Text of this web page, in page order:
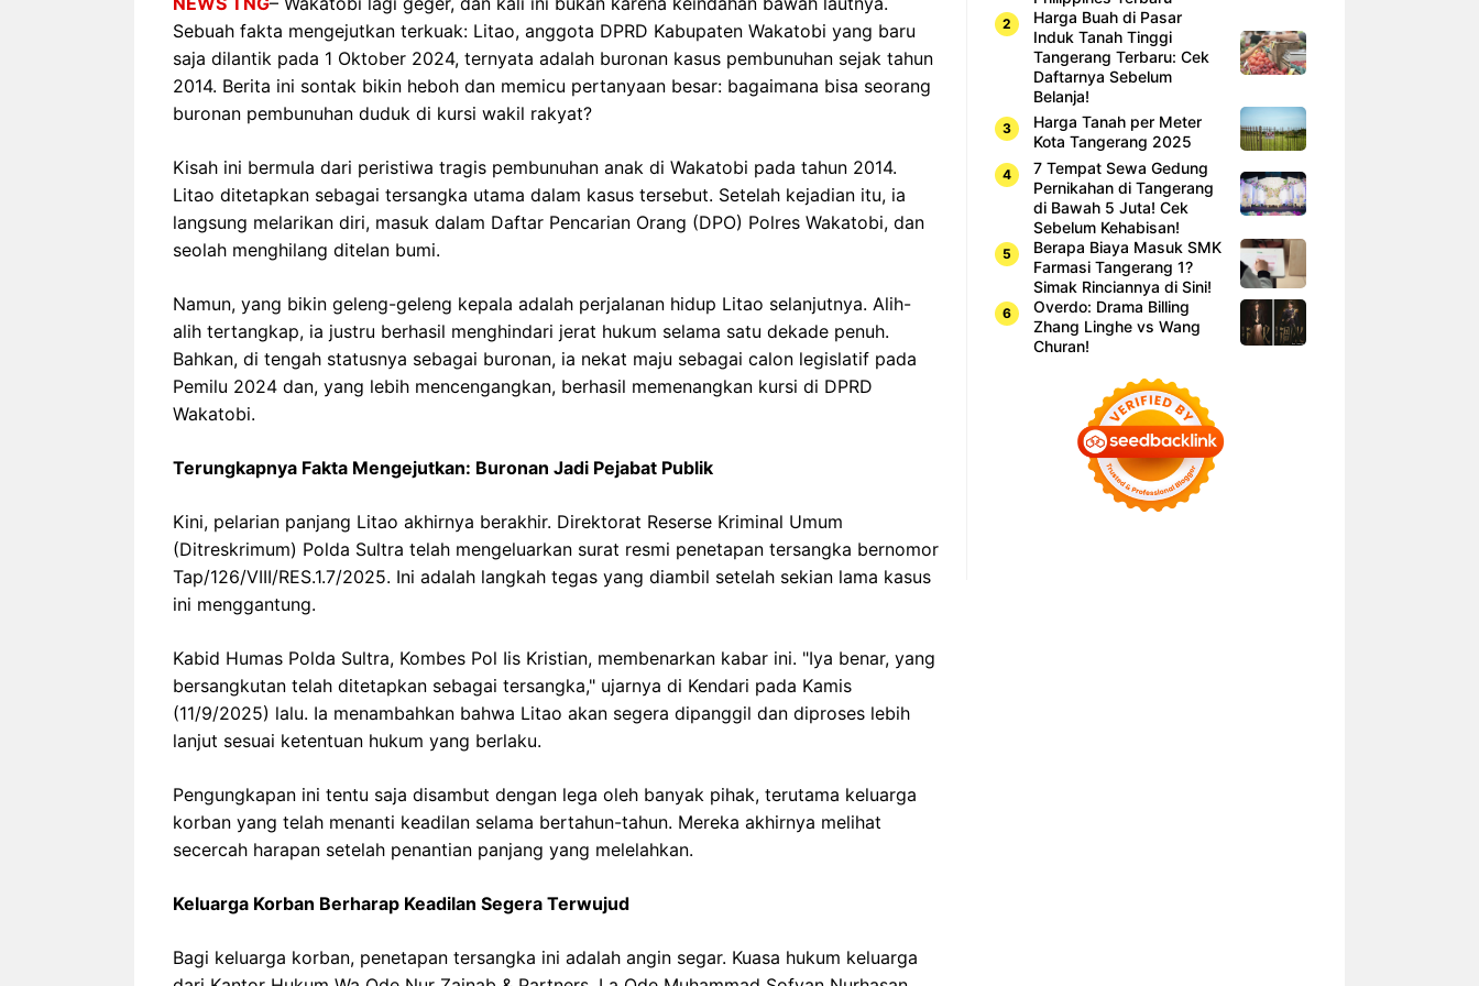
Sebuah fakta mengejutkan terkuak: Litao, anggota DPRD Kabupaten Wakatobi yang baru
saja dilantik pada 1 Oktober 2024, ternyata adalah buronan kasus pembunuhan sejak tahun
2014. Berita ini sontak bikin heboh dan memicu pertanyaan besar: bagaimana bisa seorang
buronan pembunuhan duduk di kursi wakil rakyat?
Kisah ini bermula dari peristiwa tragis pembunuhan anak di Wakatobi pada tahun 2014.
Litao ditetapkan sebagai tersangka utama dalam kasus tersebut. Setelah kejadian itu, ia
langsung melarikan diri, masuk dalam Daftar Pencarian Orang (DPO) Polres Wakatobi, dan
seolah menghilang ditelan bumi.
Namun, yang bikin geleng-geleng kepala adalah perjalanan hidup Litao selanjutnya. Alih-
alih tertangkap, ia justru berhasil menghindari jerat hukum selama satu dekade penuh.
Bahkan, di tengah statusnya sebagai buronan, ia nekat maju sebagai calon legislatif pada
Pemilu 2024 dan, yang lebih mencengangkan, berhasil memenangkan kursi di DPRD
Wakatobi.
Terungkapnya Fakta Mengejutkan: Buronan Jadi Pejabat Publik
Kini, pelarian panjang Litao akhirnya berakhir. Direktorat Reserse Kriminal Umum
(Ditreskrimum) Polda Sultra telah mengeluarkan surat resmi penetapan tersangka bernomor
Tap/126/VIII/RES.1.7/2025. Ini adalah langkah tegas yang diambil setelah sekian lama kasus
ini menggantung.
Kabid Humas Polda Sultra, Kombes Pol Iis Kristian, membenarkan kabar ini. "Iya benar, yang
bersangkutan telah ditetapkan sebagai tersangka," ujarnya di Kendari pada Kamis
(11/9/2025) lalu. Ia menambahkan bahwa Litao akan segera dipanggil dan diproses lebih
lanjut sesuai ketentuan hukum yang berlaku.
Pengungkapan ini tentu saja disambut dengan lega oleh banyak pihak, terutama keluarga
korban yang telah menanti keadilan selama bertahun-tahun. Mereka akhirnya melihat
secercah harapan setelah penantian panjang yang melelahkan.
Keluarga Korban Berharap Keadilan Segera Terwujud
Bagi keluarga korban, penetapan tersangka ini adalah angin segar. Kuasa hukum keluarga
Harga Buah di Pasar
Induk Tanah Tinggi
Tangerang Terbaru: Cek
Daftarnya Sebelum
Belanja!
Harga Tanah per Meter
Kota Tangerang 2025
7 Tempat Sewa Gedung
Pernikahan di Tangerang
di Bawah 5 Juta! Cek
Sebelum Kehabisan!
Berapa Biaya Masuk SMK
Farmasi Tangerang 1?
Simak Rinciannya di Sini!
Overdo: Drama Billing
Zhang Linghe vs Wang
Churan!